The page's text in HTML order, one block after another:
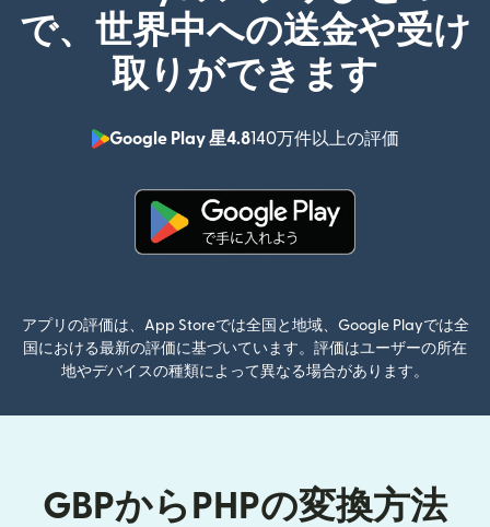
で、世界中への送金や受け
取りができます
Google Play 星4.8140万件以上の評価
（別ウィン
アプリの評価は、App Storeでは全国と地域、Google Playでは全
国における最新の評価に基づいています。評価はユーザーの所在
地やデバイスの種類によって異なる場合があります。
GBPからPHPの変換方法